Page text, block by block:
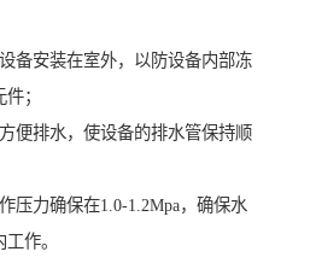
备安装在室外，以防设备内部冻
；
便排水，使设备的排水管保持顺
压力确保在1.0-1.2Mpa，确保水
作。